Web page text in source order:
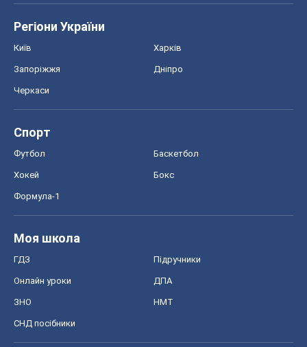
Регіони України
Київ Харків
Запоріжжя Дніпро
Черкаси
Спорт
Футбол Баскетбол
Хокей Бокс
Формула-1
Моя школа
ГДЗ Підручники
Онлайн уроки ДПА
ЗНО НМТ
СНД посібники